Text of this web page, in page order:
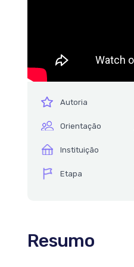
íconeAutoria
íconeOrientação
íconeInstituição
íconeEtapa
Resumo